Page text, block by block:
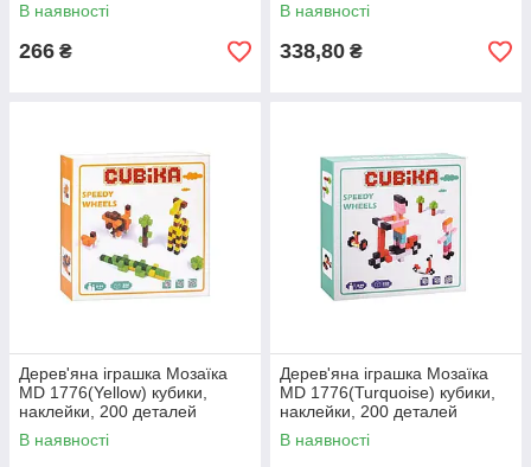
В наявності
266 ₴
В наявності
338,80 ₴
Дерев'яна іграшка Мозаїка
MD 1776(Yellow) кубики,
наклейки, 200 деталей
В наявності
Дерев'яна іграшка Мозаїка
MD 1776(Turquoise) кубики,
наклейки, 200 деталей
В наявності